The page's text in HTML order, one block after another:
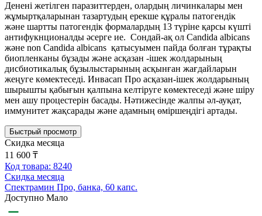
Денені жетілген паразиттерден, олардың личинкалары мен
жұмыртқаларынан тазартудың ерекше құралы патогендік
және шартты патогендік формалардың 13 түріне қарсы күшті
антифукнционалды әсерге ие. Сондай-ақ ол Candida albicans
және non Candida albicans қатысуымен пайда болған тұрақты
биопленканы бұзады және асқазан -ішек жолдарының
дисбиотикалық бұзылыстарының асқынған жағдайларын
жеңуге көмектеседі. Инвасап Про асқазан-ішек жолдарының
шырышты қабығын қалпына келтіруге көмектеседі және шіру
мен ашу процестерін басады. Нәтижесінде жалпы әл-ауқат,
иммунитет жақсарады және адамның өміршеңдігі артады.
Быстрый просмотр
Скидка месяца
11 600 ₸
Код товара: 8240
Скидка месяца
Спектрамин Про, банка, 60 капс.
Доступно Мало